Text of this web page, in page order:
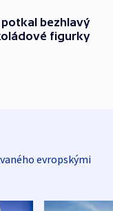
bezhlavý
figurky
evropskými